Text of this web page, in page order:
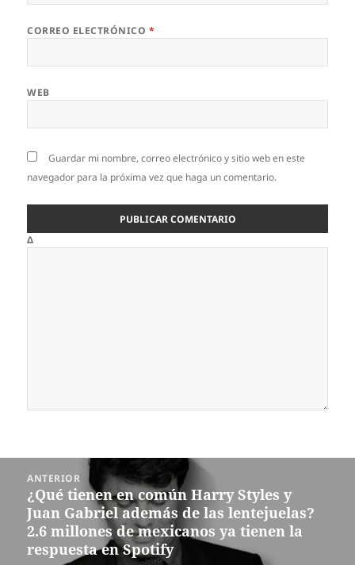
CORREO ELECTRÓNICO *
WEB
Guardar mi nombre, correo electrónico y sitio web en este
navegador para la próxima vez que haga un comentario.
Δ
entradas
ANTERIOR
Entrada
anterior:
¿Qué tienen en común Harry Styles y
Juan Gabriel además de las lentejuelas?
2.6 millones de mexicanos ya tienen la
respuesta en Spotify